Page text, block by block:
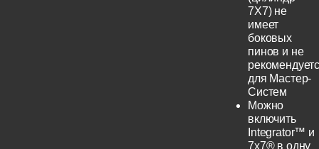
7Х7) не
имеет
боковых
пинов и не
для Мастер-
Систем
Можно
включить
Integrator™ и
7x7® в одну